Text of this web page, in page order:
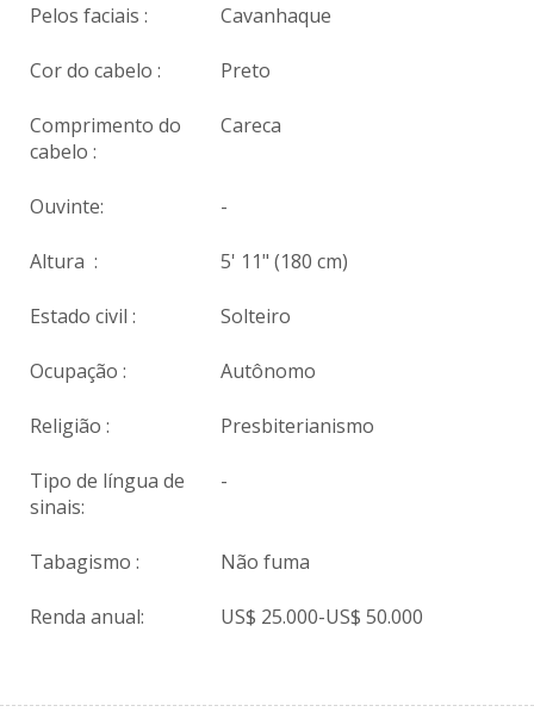
Pelos faciais : Cavanhaque
Cor do cabelo : Preto
Comprimento do
cabelo :
Careca
Ouvinte: -
Altura : 5' 11" (180 cm)
Estado civil : Solteiro
Ocupação : Autônomo
Religião : Presbiterianismo
Tipo de língua de
sinais:
-
Tabagismo : Não fuma
Renda anual: US$ 25.000-US$ 50.000